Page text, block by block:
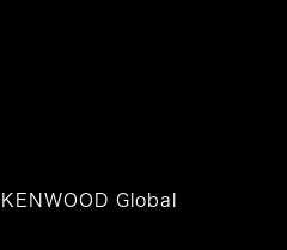
KENWOOD Global